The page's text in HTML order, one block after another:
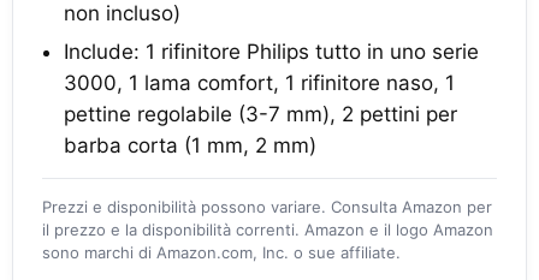
non incluso)
Include: 1 rifinitore Philips tutto in uno serie
3000, 1 lama comfort, 1 rifinitore naso, 1
pettine regolabile (3-7 mm), 2 pettini per
barba corta (1 mm, 2 mm)
Prezzi e disponibilità possono variare. Consulta Amazon per
il prezzo e la disponibilità correnti. Amazon e il logo Amazon
sono marchi di Amazon.com, Inc. o sue affiliate.